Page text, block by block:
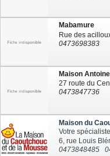
Mabamure
Rue des
0473698383
Maison
0473847736
Maison du
Votre
6, rue Louis
0473848485